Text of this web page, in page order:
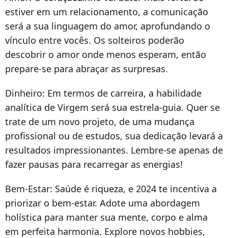
estiver em um relacionamento, a comunicação
será a sua linguagem do amor, aprofundando o
vínculo entre vocês. Os solteiros poderão
descobrir o amor onde menos esperam, então
prepare-se para abraçar as surpresas.
Dinheiro: Em termos de carreira, a habilidade
analítica de Virgem será sua estrela-guia. Quer se
trate de um novo projeto, de uma mudança
profissional ou de estudos, sua dedicação levará a
resultados impressionantes. Lembre-se apenas de
fazer pausas para recarregar as energias!
Bem-Estar: Saúde é riqueza, e 2024 te incentiva a
priorizar o bem-estar. Adote uma abordagem
holística para manter sua mente, corpo e alma
em perfeita harmonia. Explore novos hobbies,